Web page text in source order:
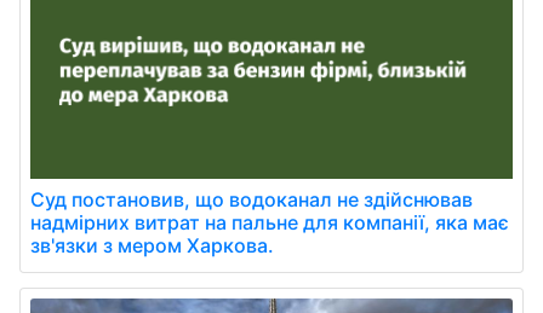
Суд постановив, що водоканал не здійснював
надмірних витрат на пальне для компанії, яка має
зв'язки з мером Харкова.